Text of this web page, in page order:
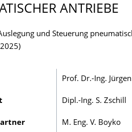
ANTRIEBE
und Steuerung
Prof. Dr.-Ing.
Dipl.-Ing. S. Zschill
M. Eng. V. Boyko